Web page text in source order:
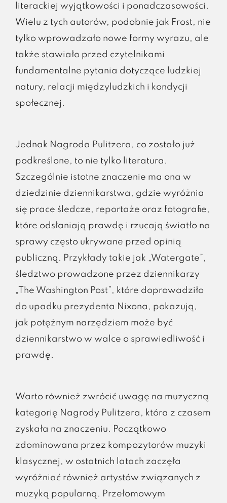
literackiej wyjątkowości i ponadczasowości.
Wielu z tych autorów, podobnie jak Frost, nie
tylko wprowadzało nowe formy wyrazu, ale
także stawiało przed czytelnikami
fundamentalne pytania dotyczące ludzkiej
natury, relacji międzyludzkich i kondycji
społecznej.
Jednak Nagroda Pulitzera, co zostało już
podkreślone, to nie tylko literatura.
Szczególnie istotne znaczenie ma ona w
dziedzinie dziennikarstwa, gdzie wyróżnia
się prace śledcze, reportaże oraz fotografie,
które odsłaniają prawdę i rzucają światło na
sprawy często ukrywane przed opinią
publiczną. Przykłady takie jak „Watergate”,
śledztwo prowadzone przez dziennikarzy
„The Washington Post”, które doprowadziło
do upadku prezydenta Nixona, pokazują,
jak potężnym narzędziem może być
dziennikarstwo w walce o sprawiedliwość i
prawdę.
Warto również zwrócić uwagę na muzyczną
kategorię Nagrody Pulitzera, która z czasem
zyskała na znaczeniu. Początkowo
zdominowana przez kompozytorów muzyki
klasycznej, w ostatnich latach zaczęła
wyróżniać również artystów związanych z
muzyką popularną. Przełomowym